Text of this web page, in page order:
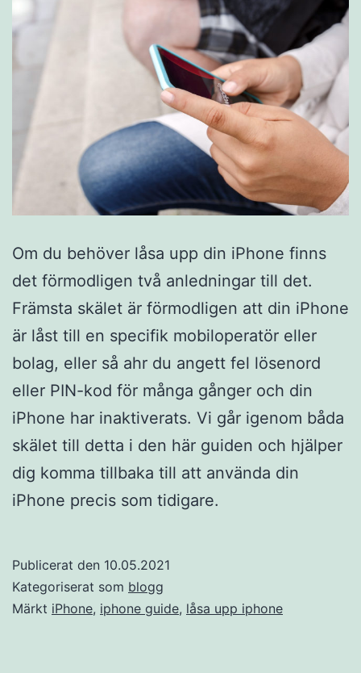
Om du behöver låsa upp din iPhone finns
det förmodligen två anledningar till det.
Främsta skälet är förmodligen att din iPhone
är låst till en specifik mobiloperatör eller
bolag, eller så ahr du angett fel lösenord
eller PIN-kod för många gånger och din
iPhone har inaktiverats. Vi går igenom båda
skälet till detta i den här guiden och hjälper
dig komma tillbaka till att använda din
iPhone precis som tidigare.
Publicerat den 10.05.2021
Kategoriserat som blogg
Märkt iPhone, iphone guide, låsa upp iphone